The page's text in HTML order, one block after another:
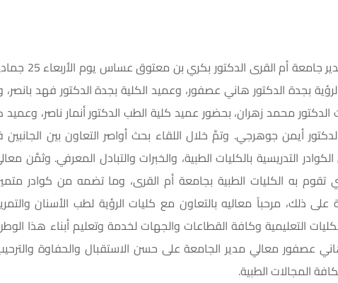
بجدة الدكتور هاني عصفور، وعميد الكلية بجدة الدكتور فهد
محمد زهران، بحضور عميد كلية الطب الدكتور أنمار ناصر، وعميد
أيمن جوهرجي. وتمَّ خلال اللقاء بحث أواصر التعاون بين
التدريسية بالكليات الطبية، والخبرات والتبادل المعرفي.
تقوم به الكليات الطبية بجامعة أم القرى، وما تضمه من كوادر
على ذلك، مرحباً معاليه بالتعاون مع كليات الرؤية لطب الأسنان
التعليمية وكافة القطاعات والجهات لخدمة وتعليم أبناء هذا
عصفور معالي مدير الجامعة على حسن الاستقبال والحفاوة
المجالات الطبية.